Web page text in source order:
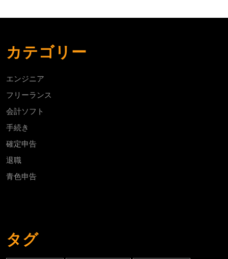
カテゴリー
エンジニア
フリーランス
会計ソフト
手続き
確定申告
退職
青色申告
タグ